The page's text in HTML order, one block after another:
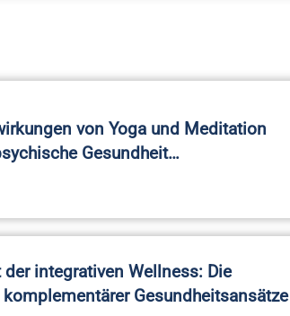
Gesundheit…
Gesundheitsansätze